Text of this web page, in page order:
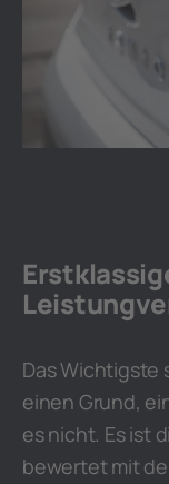
Das Wichtigste
einen Grund,
es nicht. Es ist
bewertet mit